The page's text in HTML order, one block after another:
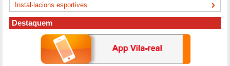
Instal·lacions esportives
Destaquem